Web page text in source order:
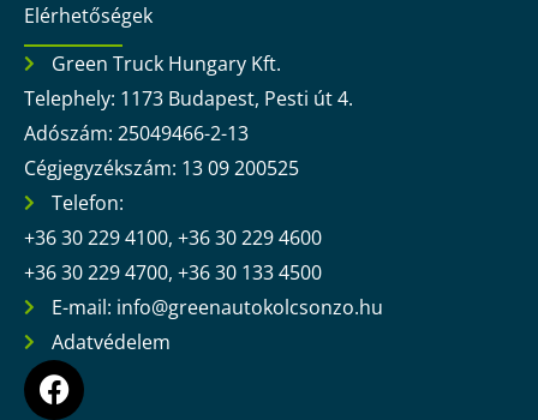
Elérhetőségek
Green Truck Hungary Kft.
Telephely: 1173 Budapest, Pesti út 4.
Adószám: 25049466-2-13
Cégjegyzékszám: 13 09 200525
Telefon:
+36 30 229 4100, +36 30 229 4600
+36 30 229 4700, +36 30 133 4500
E-mail: info@greenautokolcsonzo.hu
Adatvédelem
F
a